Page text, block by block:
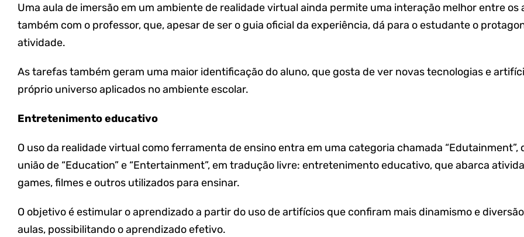
Uma aula de imersão em um ambiente de realidade virtual ainda permite uma interação melhor entre os
também com o professor, que, apesar de ser o guia oficial da experiência, dá para o estudante o
atividade.
As tarefas também geram uma maior identificação do aluno, que gosta de ver novas tecnologias e
próprio universo aplicados no ambiente escolar.
Entretenimento educativo
O uso da realidade virtual como ferramenta de ensino entra em uma categoria chamada “Edutainment”,
união de “Education” e “Entertainment”, em tradução livre: entretenimento educativo, que abarca
games, filmes e outros utilizados para ensinar.
O objetivo é estimular o aprendizado a partir do uso de artifícios que confiram mais dinamismo e
aulas, possibilitando o aprendizado efetivo.